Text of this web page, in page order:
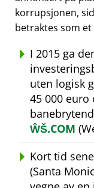
korrupsjonen,
betraktes som
I 2015 ga
uten logisk
45 000 euro
ŴŠ.COM
Kort tid
(Santa